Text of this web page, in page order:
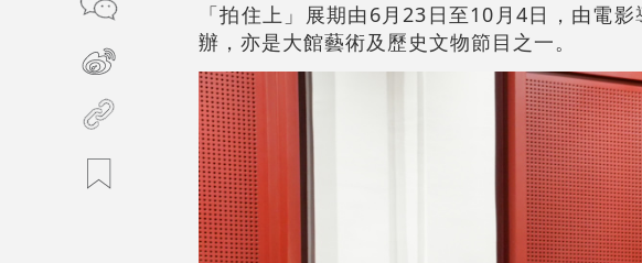
「拍住上」展期由6月23日至10月4日，由電
辦，亦是大館藝術及歷史文物節目之一。